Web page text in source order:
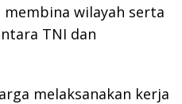
wilayah serta
TNI dan
melaksanakan kerja